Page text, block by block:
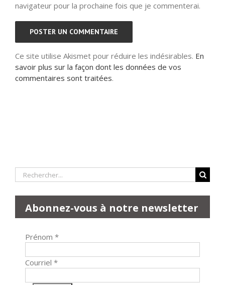
navigateur pour la prochaine fois que je commenterai.
Ce site utilise Akismet pour réduire les indésirables. En
savoir plus sur la façon dont les données de vos
commentaires sont traitées.
Rechercher:
Abonnez-vous à notre newsletter
Prénom *
Courriel *